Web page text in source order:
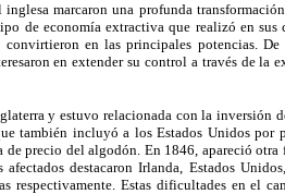
marcaron una profunda
de economía extractiva que realizó en sus
convirtieron en las principales potencias.
en extender su control a través de la
y estuvo relacionada con la inversión
también incluyó a los Estados Unidos por
precio del algodón. En 1846, apareció otra
destacaron Irlanda, Estados
Estas dificultades en el